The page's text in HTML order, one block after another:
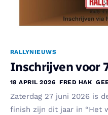
RALLYNIEUWS
Inschrijven voor
18 APRIL 2026 FRED HAK
Zaterdag 27 juni 2026 is
finish zijn dit jaar in “Het